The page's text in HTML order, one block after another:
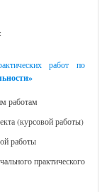
работ по
работам
(курсовой работы)
работы
практического